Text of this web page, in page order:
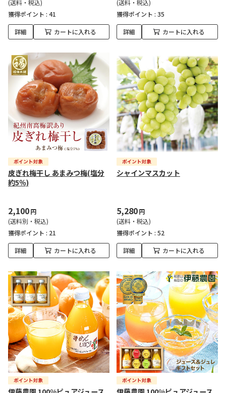
(送料・税込)
獲得ポイント : 41
詳細 カートに入れる
(送料・税込)
獲得ポイント : 35
詳細 カートに入れる
皮ぎれ梅干し あまみつ梅(塩分
約5％)
2,100円
(送料別・税込)
獲得ポイント : 21
詳細 カートに入れる
シャインマスカット
5,280円
(送料・税込)
獲得ポイント : 52
詳細 カートに入れる